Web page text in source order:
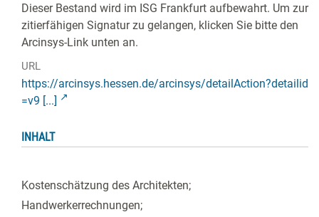
Dieser Bestand wird im ISG Frankfurt aufbewahrt. Um zur
zitierfähigen Signatur zu gelangen, klicken Sie bitte den
Arcinsys-Link unten an.
URL
https://arcinsys.hessen.de/arcinsys/detailAction?detailid
=v9 [...]
INHALT
Kostenschätzung des Architekten;
Handwerkerrechnungen;